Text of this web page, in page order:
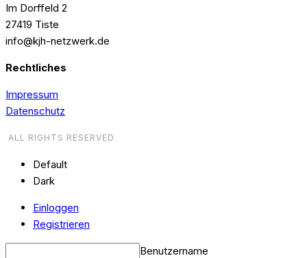
Im Dorffeld 2
27419 Tiste
info@kjh-netzwerk.de
Rechtliches
Impressum
Datenschutz
ALL RIGHTS RESERVED.
Default
Dark
Einloggen
Registrieren
Benutzername